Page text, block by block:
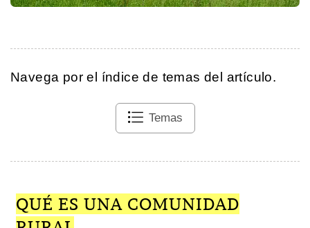
Navega por el índice de temas del artículo.
Temas
QUÉ ES UNA COMUNIDAD